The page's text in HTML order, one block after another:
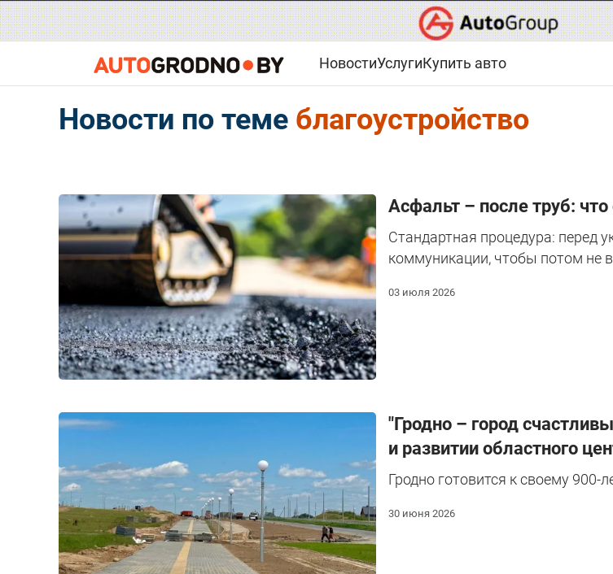
НовостиУслугиКупить авто
Новости по теме благоустройство
Асфальт – после труб:
Стандартная процедура: перед
коммуникации, чтобы потом не
03 июля 2026
"Гродно – город
и развитии областного
Гродно готовится к своему
30 июня 2026